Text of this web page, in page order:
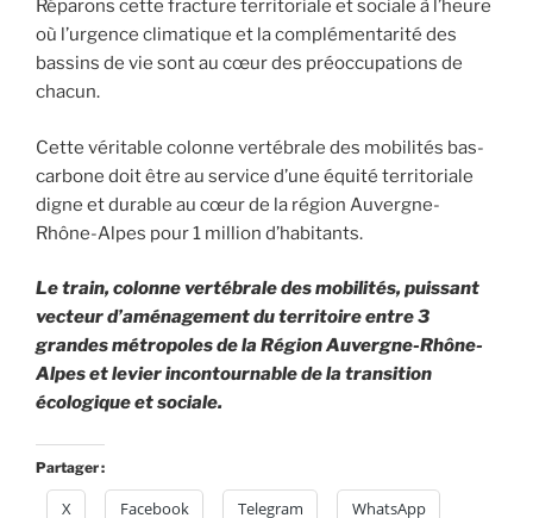
Réparons cette fracture territoriale et sociale à l’heure
où l’urgence climatique et la complémentarité des
bassins de vie sont au cœur des préoccupations de
chacun.
Cette véritable colonne vertébrale des mobilités bas-
carbone doit être au service d’une équité territoriale
digne et durable au cœur de la région Auvergne-
Rhône-Alpes pour 1 million d’habitants.
Le train, colonne vertébrale des mobilités, puissant
vecteur d’aménagement du territoire entre 3
grandes métropoles de la Région Auvergne-Rhône-
Alpes et levier incontournable de la transition
écologique et sociale.
Partager :
X Facebook Telegram WhatsApp